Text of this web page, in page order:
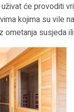
će provoditi
kojima su vile
ometanja susjeda